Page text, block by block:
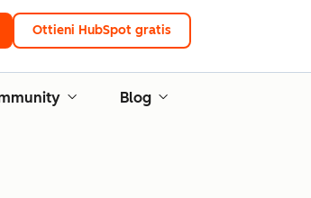
Ottieni HubSpot gratis
Blog